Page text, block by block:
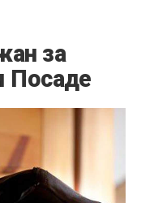
за
Посаде